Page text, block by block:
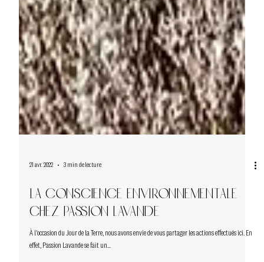
21 avr. 2022 3 min de lecture
La conscience environnementale
chez Passion Lavande